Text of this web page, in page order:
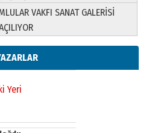
VAKFI SANAT GALERİSİ
Sebahattin Şirin’e
Yeri